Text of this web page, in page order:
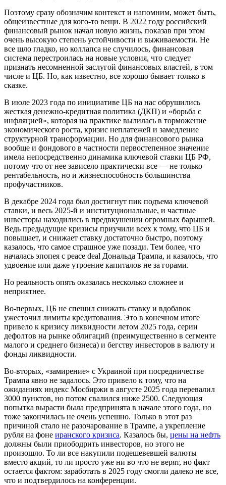
Поэтому сразу обозначим контекст и напомним, может быть,
общеизвестные для кого-то вещи. В 2022 году российский
финансовый рынок начал новую жизнь, показав при этом
очень высокую степень устойчивости и выживаемости. Не
все шло гладко, но коллапса не случилось, финансовая
система перестроилась на новые условия, что следует
признать несомненной заслугой финансовых властей, в том
числе и ЦБ. Но, как известно, все хорошо бывает только в
сказке.
В июле 2023 года по инициативе ЦБ на нас обрушились
жесткая денежно-кредитная политика (ДКП) и «борьба с
инфляцией», которая на практике вылилась в торможение
экономического роста, кризис неплатежей и замедление
структурной трансформации. Но для финансового рынка
вообще и фондового в частности первостепенное значение
имела непосредственно динамика ключевой ставки ЦБ РФ,
потому что от нее зависело практически все — не только
рентабельность, но и жизнеспособность большинства
профучастников.
В декабре 2024 года был достигнут пик подъема ключевой
ставки, и весь 2025-й и институциональные, и частные
инвесторы находились в предвкушении огромных барышей.
Ведь предыдущие кризисы приучили всех к тому, что ЦБ и
повышает, и снижает ставку достаточно быстро, поэтому
казалось, что самое страшное уже позади. Тем более, что
началась эпопея с peace deal Дональда Трампа, и казалось, что
удвоение или даже утроение капиталов не за горами.
Но реальность опять оказалась несколько сложнее и
неприятнее.
Во-первых, ЦБ не спешил снижать ставку и вдобавок
ужесточил лимиты кредитования. Это в конечном итоге
привело к кризису ликвидности летом 2025 года, серии
дефолтов на рынке облигаций (преимущественно в сегменте
малого и среднего бизнеса) и бегству инвесторов в валюту и
фонды ликвидности.
Во-вторых, «замирение» с Украиной при посредничестве
Трампа явно не задалось. Это привело к тому, что на
ожиданиях индекс Мосбиржи в августе 2025 года перевалил
3000 пунктов, но потом свалился ниже 2500. Следующая
попытка вырасти была предпринята в начале этого года, но
тоже закончилась не очень успешно. Только в этот раз
причиной стало не разочарование в Трампе, а укрепление
рубля на фоне иранского кризиса. Казалось бы, цены на нефть
должны были приободрить инвесторов, но этого не
произошло. То ли все накупили подешевевшей валюты
вместо акций, то ли просто уже ни во что не верят, но факт
остается фактом: заработать в 2025 году смогли далеко не все,
что и подтвердилось на конференции.